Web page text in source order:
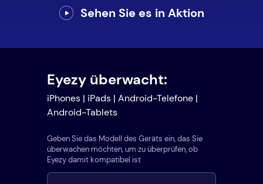
Sehen Sie es in Aktion
Eyezy überwacht:
iPhones | iPads | Android-Telefone |
Android-Tablets
Geben Sie das Modell des Geräts ein, das Sie
überwachen möchten, um zu überprüfen, ob
Eyezy damit kompatibel ist